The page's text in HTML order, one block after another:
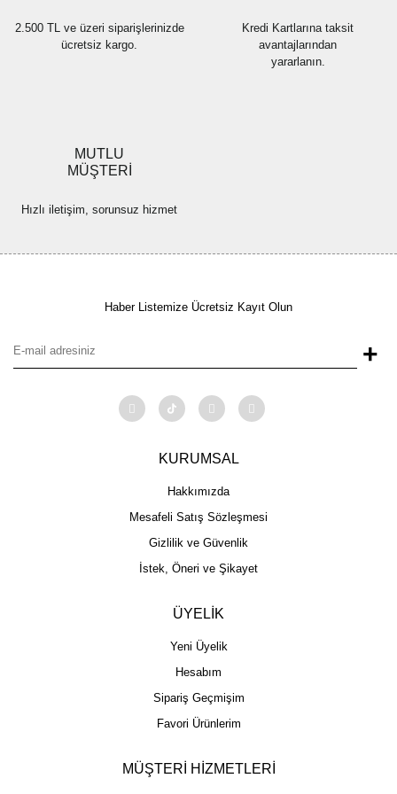
2.500 TL ve üzeri siparişlerinizde
ücretsiz kargo.
Kredi Kartlarına taksit
avantajlarından
yararlanın.
MUTLU
MÜŞTERİ
Hızlı iletişim, sorunsuz hizmet
Haber Listemize Ücretsiz Kayıt Olun
+
KURUMSAL
Hakkımızda
Mesafeli Satış Sözleşmesi
Gizlilik ve Güvenlik
İstek, Öneri ve Şikayet
ÜYELİK
Yeni Üyelik
Hesabım
Sipariş Geçmişim
Favori Ürünlerim
MÜŞTERİ HİZMETLERİ